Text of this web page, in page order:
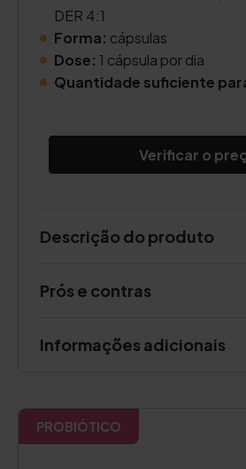
DER 4:1
Forma: cápsulas
Dose: 1 cápsula por dia
Quantidade suficiente
Verificar o
Descrição do produto
Prós e contras
Informações adicionais
PROBIÓTICO